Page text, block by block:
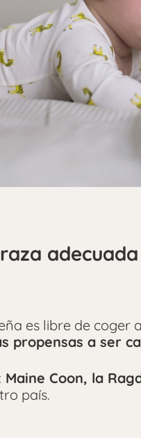
adecuada
es libre de coger
propensas a ser
Maine Coon, la
país.